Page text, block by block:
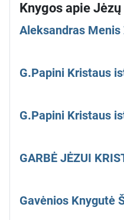
Knygos apie
Aleksandras Menis
G.Papini Kristaus
G.Papini Kristaus
GARBĖ JĖZUI
Gavėnios Knygutė